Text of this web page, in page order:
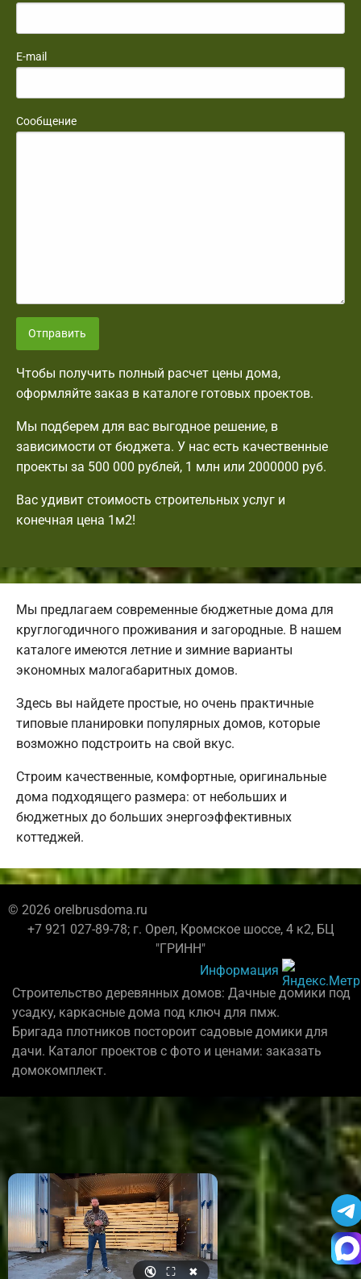
E-mail
Сообщение
Отправить
Чтобы получить полный расчет цены дома,
оформляйте заказ в каталоге готовых проектов.
Мы подберем для вас выгодное решение, в
зависимости от бюджета. У нас есть качественные
проекты за 500 000 рублей, 1 млн или 2000000 руб.
Вас удивит стоимость строительных услуг и
конечная цена 1м2!
Мы предлагаем современные бюджетные дома для
круглогодичного проживания и загородные. В нашем
каталоге имеются летние и зимние варианты
экономных малогабаритных домов.
Здесь вы найдете простые, но очень практичные
типовые планировки популярных домов, которые
возможно подстроить на свой вкус.
Строим качественные, комфортные, оригинальные
дома подходящего размера: от небольших и
бюджетных до больших энергоэффективных
коттеджей.
© 2026 orelbrusdoma.ru
+7 921 027-89-78; г. Орел, Кромское шоссе, 4 к2, БЦ
"ГРИНН"
Информация
Строительство деревянных домов: Дачные домики под
усадку, каркасные дома под ключ для пмж.
Бригада плотников постороит садовые домики для
дачи. Каталог проектов с фото и ценами: заказать
домокомплект.
🔇 ⛶ ✖